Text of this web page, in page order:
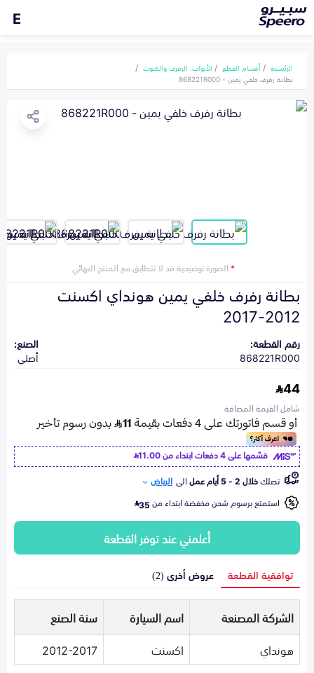
E
الرئيسية أقسام القطع
الأبواب، الرفرف والكبوت
بطانة رفرف خلفي يمين - 868221R000
*الصورة توضيحية قد لا تتطابق مع المنتج النهائي
بطانة رفرف خلفي يمين هونداي اكسنت
2012-2017
رقم القطعة:
868221R000
الصنع:
أصلي
44
شامل القيمة المضافة
قسّمها على 4 دفعات ابتداء من
11.00
تصلكخلال 2 - 5 أيام عمل الى الرياض
استمتع برسوم شحن مخفضة ابتداء من35
أعلمني عند توفر القطعة
توافقية القطعة عروض أخرى (2)
الشركة المصنعة اسم السيارة
سنة الصنع
هونداي
اكسنت 2012-2017